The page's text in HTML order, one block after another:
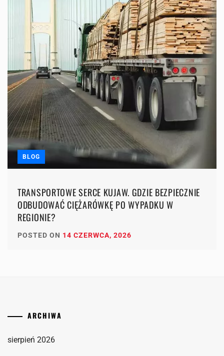
BLOG
TRANSPORTOWE SERCE KUJAW. GDZIE BEZPIECZNIE
ODBUDOWAĆ CIĘŻARÓWKĘ PO WYPADKU W
REGIONIE?
POSTED ON 14 CZERWCA, 2026
ARCHIWA
sierpień 2026